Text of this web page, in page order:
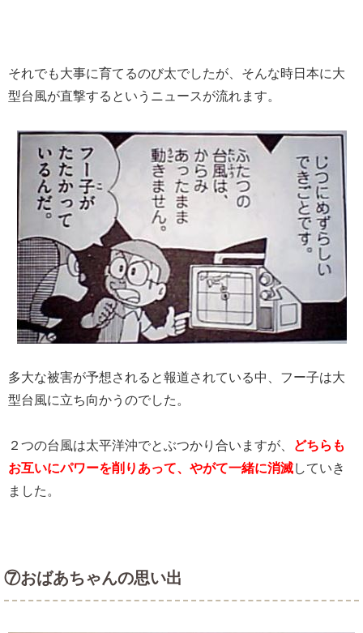
それでも大事に育てるのび太でしたが、そんな時日本に大
型台風が直撃するというニュースが流れます。
多大な被害が予想されると報道されている中、フー子は大
型台風に立ち向かうのでした。
２つの台風は太平洋沖でとぶつかり合いますが、
どちらも
お互いにパワーを削りあって、やがて一緒に消滅していき
ました。
⑦おばあちゃんの思い出